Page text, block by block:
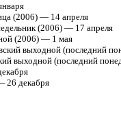
(2006) — 14 апреля
(2006) — 17 апреля
(2006) — 1 мая
выходной (последний
выходной (последний
26 декабря